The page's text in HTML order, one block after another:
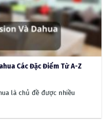
Các Đặc Điểm Từ A-Z
là chủ đề được nhiều